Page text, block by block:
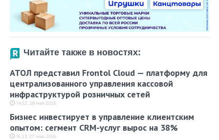
Читайте также в новостях:
АТОЛ представил Frontol Cloud — платформу для
централизованного управления кассовой
инфраструктурой розничных сетей
14:52, 28 мая 2026
Бизнес инвестирует в управление клиентским
опытом: сегмент CRM-услуг вырос на 38%
16:23, 27 мая 2026